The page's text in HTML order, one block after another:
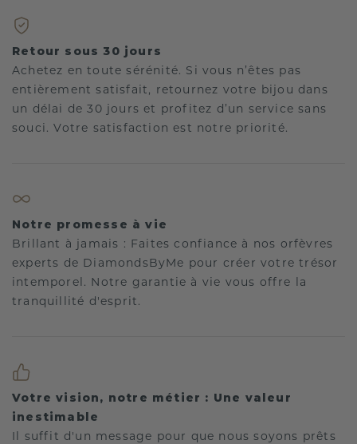
Retour sous 30 jours
Achetez en toute sérénité. Si vous n’êtes pas
entièrement satisfait, retournez votre bijou dans
un délai de 30 jours et profitez d’un service sans
souci. Votre satisfaction est notre priorité.
Notre promesse à vie
Brillant à jamais : Faites confiance à nos orfèvres
experts de DiamondsByMe pour créer votre trésor
intemporel. Notre garantie à vie vous offre la
tranquillité d'esprit.
Votre vision, notre métier : Une valeur
inestimable
Il suffit d'un message pour que nous soyons prêts